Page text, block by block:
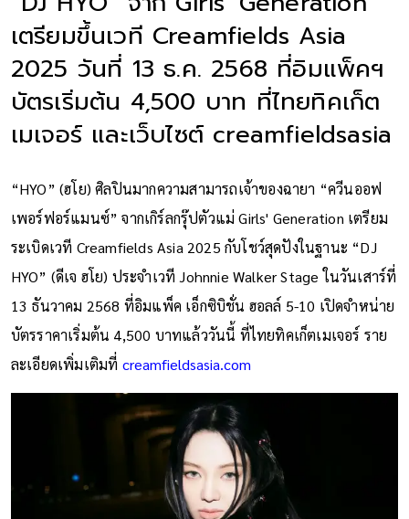
เตรียมขึ้นเวที Creamfields Asia
2025 วันที่ 13 ธ.ค. 2568 ที่อิมแพ็คฯ
บัตรเริ่มต้น 4,500 บาท ที่ไทยทิคเก็ต
เมเจอร์ และเว็บไซต์ creamfieldsasia
“HYO” (ฮโย) ศิลปินมากความสามารถเจ้าของฉายา “ควีนออฟ
เพอร์ฟอร์แมนซ์” จากเกิร์ลกรุ๊ปตัวแม่ Girls' Generation เตรียม
ระเบิดเวที Creamfields Asia 2025 กับโชว์สุดปังในฐานะ “DJ
HYO” (ดีเจ ฮโย) ประจำเวที Johnnie Walker Stage ในวันเสาร์ที่
13 ธันวาคม 2568 ที่อิมแพ็ค เอ็กซิบิชั่น ฮอลล์ 5-10 เปิดจำหน่าย
บัตรราคาเริ่มต้น 4,500 บาทแล้ววันนี้ ที่ไทยทิคเก็ตเมเจอร์ ราย
ละเอียดเพิ่มเติมที่ creamfieldsasia.com